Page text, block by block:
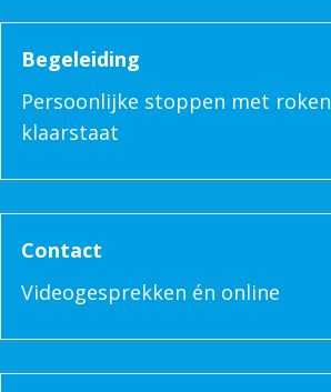
Begeleiding
Persoonlijke stoppen met
klaarstaat
Contact
Videogesprekken én online